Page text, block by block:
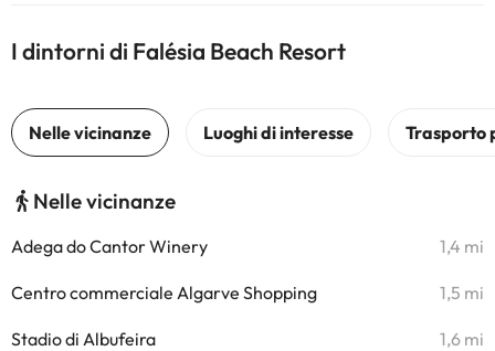
I dintorni di Falésia Beach Resort
Nelle vicinanze
Adega do Cantor Winery 1,4 mi
Centro commerciale Algarve Shopping 1,5 mi
Stadio di Albufeira 1,6 mi